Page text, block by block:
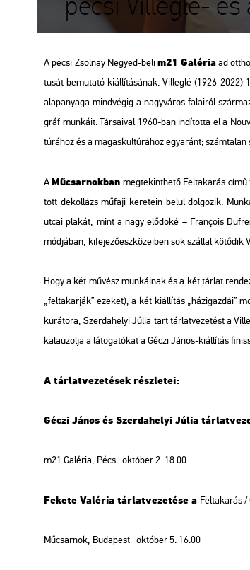
A pécsi Zsol­nay Ne­gyed-belim21 Ga­lé­riaad
tu­sát be­mu­ta­tó ki­ál­lí­tá­sá­nak. Vil­leg­lé (1926-2022)
alap­anya­ga mind­vé­gig a nagy­vá­ros fa­la­i­ról
gráf mun­ká­it. Tár­sa­i­val 1960-ban in­dí­tot­ta el a
tú­rá­hoz és a ma­gas­kul­tú­rá­hoz egy­aránt;
AMű­csar­nok­ban meg­te­kint­he­tő Fel­ta­ka­rás című
tott de­kol­lázsmű­fa­ji ke­re­te­in belül dol­go­zik.
utcai pla­kát, mint a nagy elő­dö­ké – François
mód­já­ban, ki­fe­je­ző­esz­kö­ze­i­ben sok szál­lal kö­tő­dik
Hogy a két mű­vész mun­ká­i­nak és a két tár­lat
„fel­ta­kar­ják” eze­ket), a két ki­ál­lí­tás „há­zi­gaz­dái”
ku­rá­to­ra, Szer­da­he­lyi Júlia tart tár­lat­ve­ze­tést a
ka­la­u­zol­ja a lá­to­ga­tó­kat a Géczi János-ki­ál­lí­tás
A tár­lat­ve­ze­té­sek rész­le­tei:
Géczi János és Szer­da­he­lyi Júlia
m21 Ga­lé­ria, Pécs | ok­tó­ber 2. 18:00
Fe­ke­te Va­lé­ria tár­lat­ve­ze­té­se a Fel­ta­ka­rás /
Mű­csar­nok, Bu­da­pest | ok­tó­ber 5. 16:00